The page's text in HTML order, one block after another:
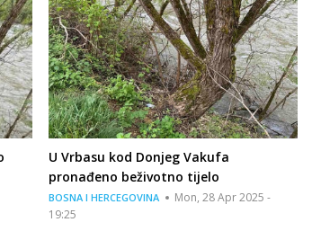
U Vrbasu kod Donjeg Vakufa
pronađeno beživotno tijelo
BOSNA I HERCEGOVINA
Mon, 28 Apr 2025 -
19:25